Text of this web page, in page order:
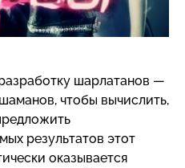
шарлатанов —
чтобы вычислить,
результатов этот
оказывается